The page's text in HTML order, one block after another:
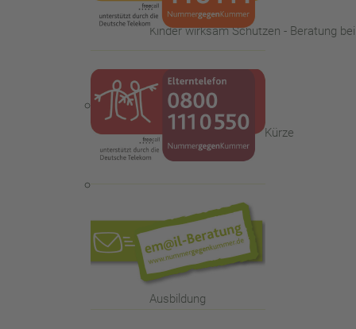
Kinder wirksam Schützen - Beratung
Die Familienberatungsstelle - in Kürze
Das Kinder- und Jugendtelefon
Ausbildung